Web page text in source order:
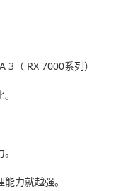
（ RX 7000系列）
力就越强。